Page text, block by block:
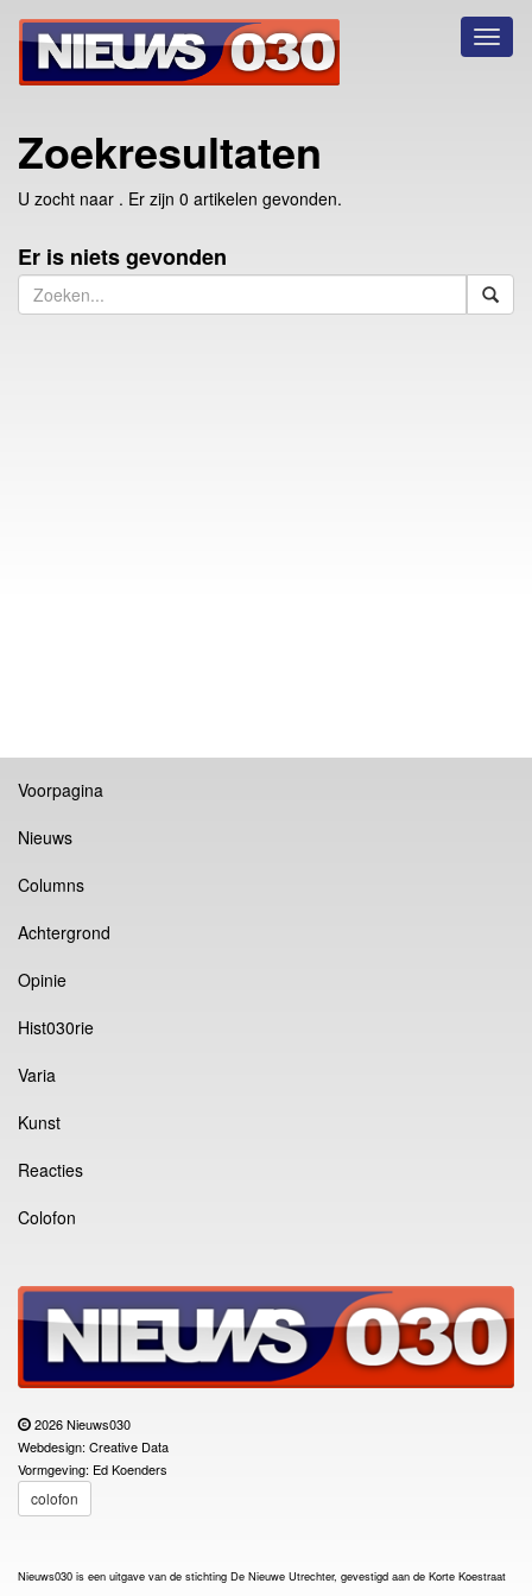
Zoekresultaten
U zocht naar . Er zijn 0 artikelen gevonden.
Er is niets gevonden
Voorpagina
Nieuws
Columns
Achtergrond
Opinie
Hist030rie
Varia
Kunst
Reacties
Colofon
2026 Nieuws030
Webdesign: Creative Data
Vormgeving: Ed Koenders
colofon
Nieuws030 is een uitgave van de stichting De Nieuwe Utrechter, gevestigd aan de Korte Koestraat